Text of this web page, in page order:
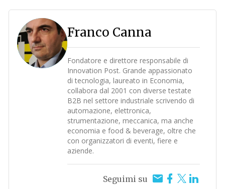
Franco Canna
Fondatore e direttore responsabile di
Innovation Post. Grande appassionato
di tecnologia, laureato in Economia,
collabora dal 2001 con diverse testate
B2B nel settore industriale scrivendo di
automazione, elettronica,
strumentazione, meccanica, ma anche
economia e food & beverage, oltre che
con organizzatori di eventi, fiere e
aziende.
Seguimi su